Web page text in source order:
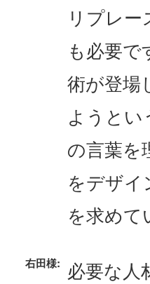
リプレ
も必要
術が登場
ようとい
の言葉を
をデザ
を求めて
右田様: 必要な人